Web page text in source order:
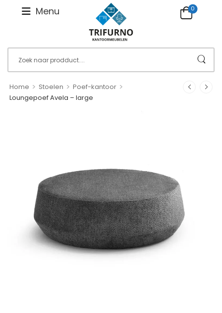
Menu 0
Home > Stoelen > Poef-kantoor >
Loungepoef Avela – large